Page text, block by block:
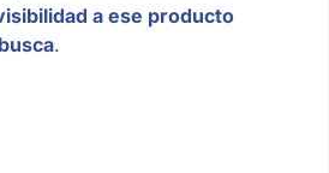
a ese producto
.